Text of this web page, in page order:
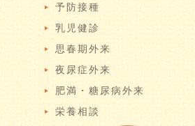
予防接種
乳児健診
思春期外来
夜尿症外来
肥満・糖尿病外来
栄養相談